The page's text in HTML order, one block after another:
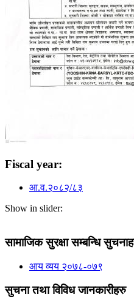
Fiscal year:
आ.व.२०८२/८३
Show in slider:
सामाजिक सुरक्षा सम्बन्धि
आय व्यय २०७८-०७९
सुचना तथा विविध जानकारीहरु